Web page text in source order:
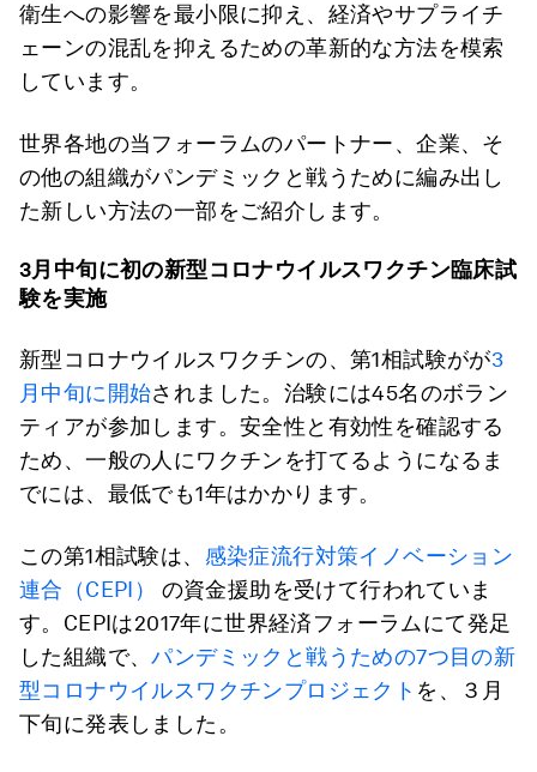
衛生への影響を最小限に抑え、経済やサプライチ
ェーンの混乱を抑えるための革新的な方法を模索
しています。
世界各地の当フォーラムのパートナー、企業、そ
の他の組織がパンデミックと戦うために編み出し
た新しい方法の一部をご紹介します。
3月中旬に初の新型コロナウイルスワクチン臨床試
験を実施
新型コロナウイルスワクチンの、第1相試験がが3
月中旬に開始されました。治験には45名のボラン
ティアが参加します。安全性と有効性を確認する
ため、一般の人にワクチンを打てるようになるま
でには、最低でも1年はかかります。
この第1相試験は、 感染症流行対策イノベーション
連合（CEPI）
の資金援助を受けて行われていま
す。CEPIは2017年に世界経済フォーラムにて発足
した組織で、パンデミックと戦うための7つ目の新
型コロナウイルスワクチンプロジェクト を、３月
下旬に発表しました。